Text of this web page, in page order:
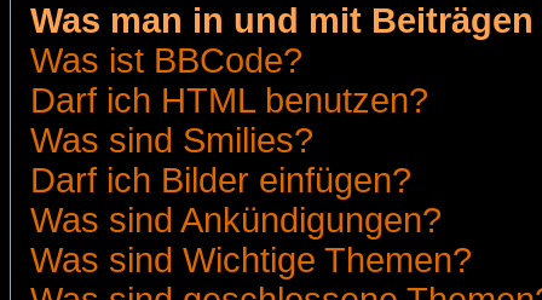
Was man in und mit
Was ist BBCode?
Darf ich HTML benutzen?
Was sind Smilies?
Darf ich Bilder einfügen?
Was sind Ankündigungen?
Was sind Wichtige Themen?